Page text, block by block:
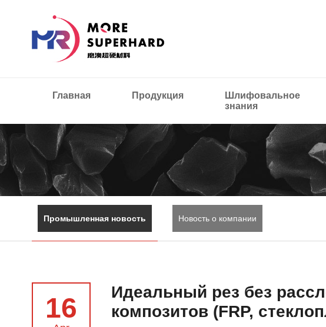
Главная Продукция
Шлифовальное
знания
Промышленная новость Новость о компании
16
Идеальный рез без
композитов (FRP,